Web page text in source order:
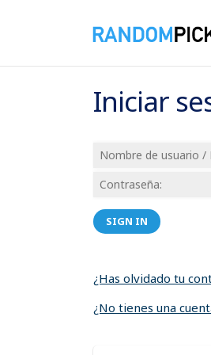
Iniciar
SIGN IN
¿Has olvidado tu
¿No tienes una